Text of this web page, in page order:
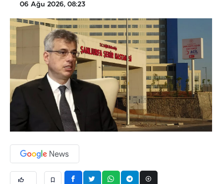
06 Ağu 2026, 08:23